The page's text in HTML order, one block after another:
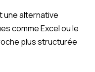
une alternative
comme Excel ou le
plus structurée